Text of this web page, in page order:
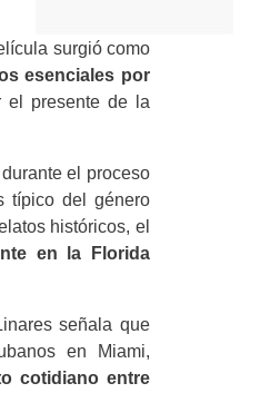
surgió como
esenciales por
el presente de la
el proceso
típico del género
históricos, el
en la Florida
señala que
en Miami,
cotidiano entre